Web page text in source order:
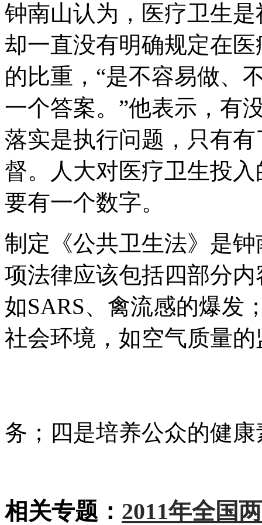
钟南山认为，医疗卫生
却一直没有明确规定在
的比重，“是不容易做、
一个答案。”他表示，有
落实是执行问题，只有
督。人大对医疗卫生投
要有一个数字。
制定《公共卫生法》是
项法律应该包括四部分
如SARS、禽流感的爆发
社会环境，如空气质量
务；四是培养公众的健
相关专题： 2011年全国